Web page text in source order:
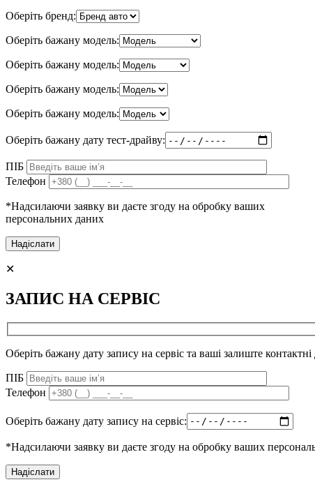
Оберіть бренд:
Оберіть бажану модель:
Оберіть бажану модель:
Оберіть бажану модель:
Оберіть бажану модель:
Оберіть бажану дату тест-драйву:
ПІБ
Телефон
*Надсилаючи заявку ви даєте згоду на обробку ваших
персональних даних
✕
ЗАПИС НА СЕРВІС
Оберіть бажану дату запису на сервіс та ваші залиште контактні
ПІБ
Телефон
Оберіть бажану дату запису на сервіс:
*Надсилаючи заявку ви даєте згоду на обробку ваших